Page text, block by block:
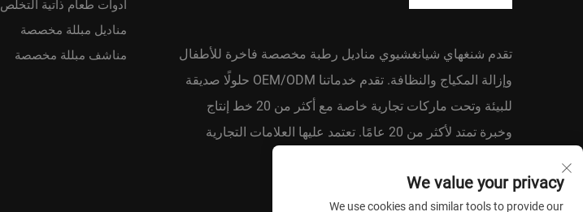
تقدم شنغهاي شيانغشيوي مناديل رطبة مخصصة فاخرة للأطفال
وإزالة المكياج والنظافة. تقدم خدماتنا OEM/ODM حلولًا صديقة
للبيئة وتحت ماركات تجارية خاصة مع أكثر من 20 خط إنتاج
وخبرة تمتد لأكثر من 20 عامًا. تعتمد عليها العلامات التجارية
أدوات طعام ذاتية التخلص
مناديل مبللة مخصصة
مناشف مبللة مخصصة
We value your privacy
We use cookies and similar tools to provide our